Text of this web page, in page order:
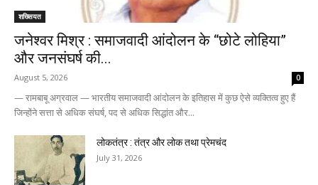
शख्सियत
जनेश्वर मिश्र : समाजवादी आंदोलन के “छोटे लोहिया”
और जनसंघर्ष की...
August 5, 2026 0
— रामबाबू अग्रवाल — भारतीय समाजवादी आंदोलन के इतिहास में कुछ ऐसे व्यक्तित्व हुए हैं
जिन्होंने सत्ता से अधिक संघर्ष, पद से अधिक सिद्धांत और...
लोकतंत्र : तंत्र और लोक तथा प्रेमचंद
July 31, 2026